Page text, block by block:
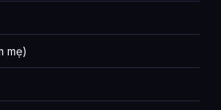
mẹ)